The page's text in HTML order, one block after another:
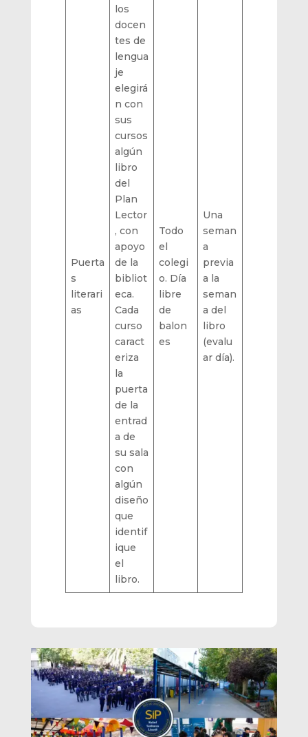
Puerta
s
literari
as
los
docen
tes de
lengua
je
elegirá
n con
sus
cursos
algún
libro
del
Plan
Lector
, con
apoyo
de la
bibliot
eca.
Cada
curso
caract
eriza
la
puerta
de la
entrad
a de
su sala
con
algún
diseño
que
identif
ique
el
libro.
Todo
el
colegi
o. Día
libre
de
balon
es
Una
seman
a
previa
a la
seman
a del
libro
(evalu
ar día).